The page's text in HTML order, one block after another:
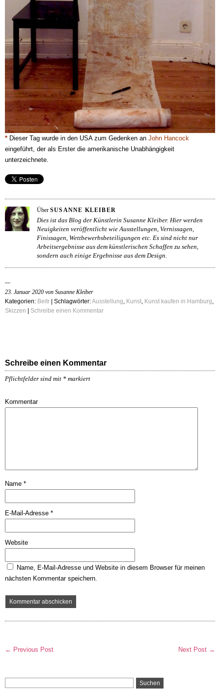
* Dieser Tag wurde in den USA zum Gedenken an John Hancock
eingeführt, der als Erster die amerikanische Unabhängigkeit
unterzeichnete.
Über SUSANNE KLEIBER
Dies ist das Blog der Künstlerin Susanne Kleiber. Hier werden
Neuigkeiten veröffentlicht wie Ausstellungen, Vernissagen,
Finissagen, Wettbewerbsbeteiligungen etc. Es sind nicht nur
Arbeitsergebnisse aus dem künstlerischen Schaffen zu sehen,
sondern auch einige Ergebnisse aus dem Design.
23. Januar 2020 von Susanne Kleiber
Kategorien: Beitr | Schlagwörter:Ausstellung, Kunst, Kunst kaufen in Hamburg,
Skizzen
Schreibe einen Kommentar
Schreibe einen Kommentar
Pflichtfelder sind mit * markiert
Kommentar
Name *
E-Mail-Adresse *
Website
Name, E-Mail-Adresse und Website in diesem Browser für meinen
nächsten Kommentar speichern.
← Previous Post Next Post →